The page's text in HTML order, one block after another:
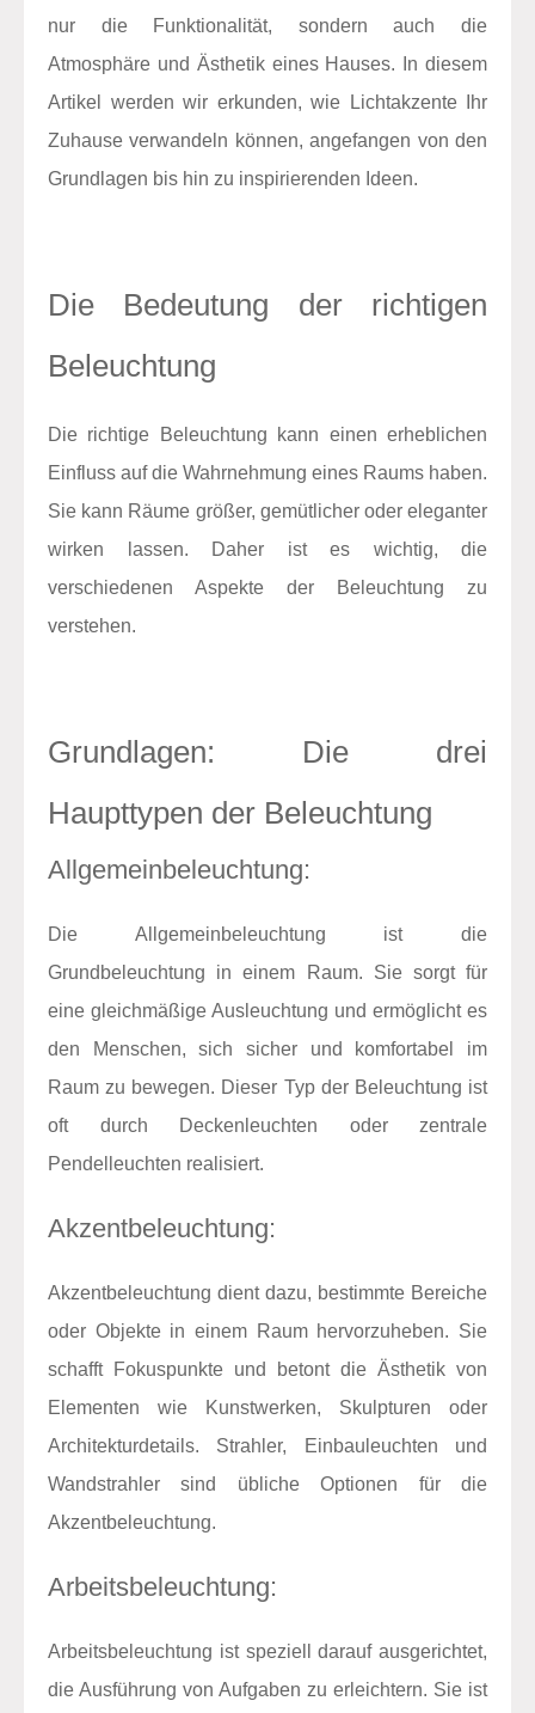
nur die Funktionalität, sondern auch die
Atmosphäre und Ästhetik eines Hauses. In diesem
Artikel werden wir erkunden, wie Lichtakzente Ihr
Zuhause verwandeln können, angefangen von den
Grundlagen bis hin zu inspirierenden Ideen.
Die Bedeutung der richtigen
Beleuchtung
Die richtige Beleuchtung kann einen erheblichen
Einfluss auf die Wahrnehmung eines Raums haben.
Sie kann Räume größer, gemütlicher oder eleganter
wirken lassen. Daher ist es wichtig, die
verschiedenen Aspekte der Beleuchtung zu
verstehen.
Grundlagen: Die drei
Haupttypen der Beleuchtung
Allgemeinbeleuchtung:
Die Allgemeinbeleuchtung ist die
Grundbeleuchtung in einem Raum. Sie sorgt für
eine gleichmäßige Ausleuchtung und ermöglicht es
den Menschen, sich sicher und komfortabel im
Raum zu bewegen. Dieser Typ der Beleuchtung ist
oft durch Deckenleuchten oder zentrale
Pendelleuchten realisiert.
Akzentbeleuchtung:
Akzentbeleuchtung dient dazu, bestimmte Bereiche
oder Objekte in einem Raum hervorzuheben. Sie
schafft Fokuspunkte und betont die Ästhetik von
Elementen wie Kunstwerken, Skulpturen oder
Architekturdetails. Strahler, Einbauleuchten und
Wandstrahler sind übliche Optionen für die
Akzentbeleuchtung.
Arbeitsbeleuchtung:
Arbeitsbeleuchtung ist speziell darauf ausgerichtet,
die Ausführung von Aufgaben zu erleichtern. Sie ist